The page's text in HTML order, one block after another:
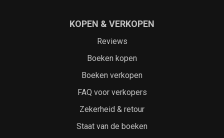
KOPEN & VERKOPEN
Reviews
Boeken kopen
Boeken verkopen
FAQ voor verkopers
Zekerheid & retour
Staat van de boeken